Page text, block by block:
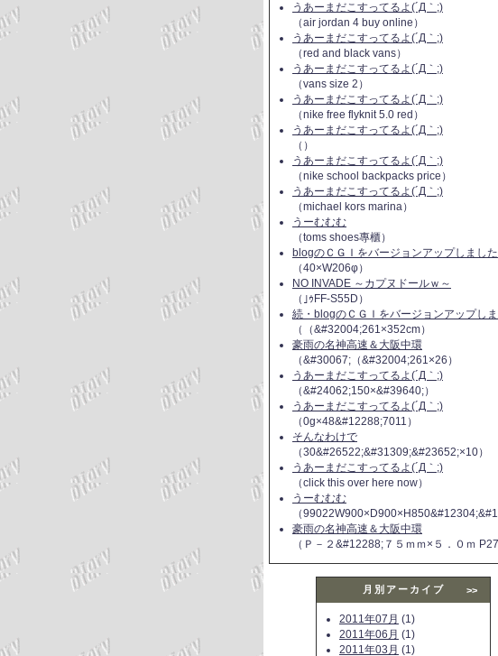
うあーまだこすってるよ(´Д｀;)
（air jordan 4 buy online）
うあーまだこすってるよ(´Д｀;)
（red and black vans）
うあーまだこすってるよ(´Д｀;)
（vans size 2）
うあーまだこすってるよ(´Д｀;)
（nike free flyknit 5.0 red）
うあーまだこすってるよ(´Д｀;)
（）
うあーまだこすってるよ(´Д｀;)
（nike school backpacks price）
うあーまだこすってるよ(´Д｀;)
（michael kors marina）
うーむむむ
（toms shoes專櫃）
blogのＣＧＩをバージョンアップしました
（40×W206φ）
NO INVADE ～カプヌドールｗ～
（｣ｩFF-S55D）
続・blogのＣＧＩをバージョンアップし
（（&#32004;261×352cm）
豪雨の名神高速＆大阪中環
（&#30067;（&#32004;261×26）
うあーまだこすってるよ(´Д｀;)
（&#24062;150×&#39640;）
うあーまだこすってるよ(´Д｀;)
（0g×48&#12288;7011）
そんなわけで
（30&#26522;&#31309;&#23652;×10）
うあーまだこすってるよ(´Д｀;)
（click this over here now）
うーむむむ
（
豪雨の名神高速＆大阪中環
（Ｐ－２&#12288;７５ｍｍ×５．０ｍ
月別アーカイブ >>
2011年07月 (1)
2011年06月 (1)
2011年03月 (1)